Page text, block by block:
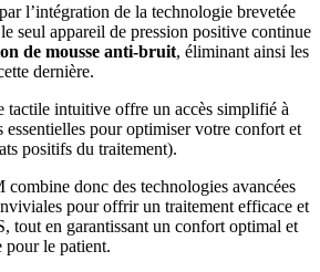
l’intégration de la technologie brevetée
seul appareil de pression positive continue
de mousse anti-bruit, éliminant ainsi les
dernière.
tactile intuitive offre un accès simplifié à
essentielles pour optimiser votre confort et
positifs du traitement).
donc des technologies avancées
pour offrir un traitement efficace et
tout en garantissant un confort optimal et
le patient.